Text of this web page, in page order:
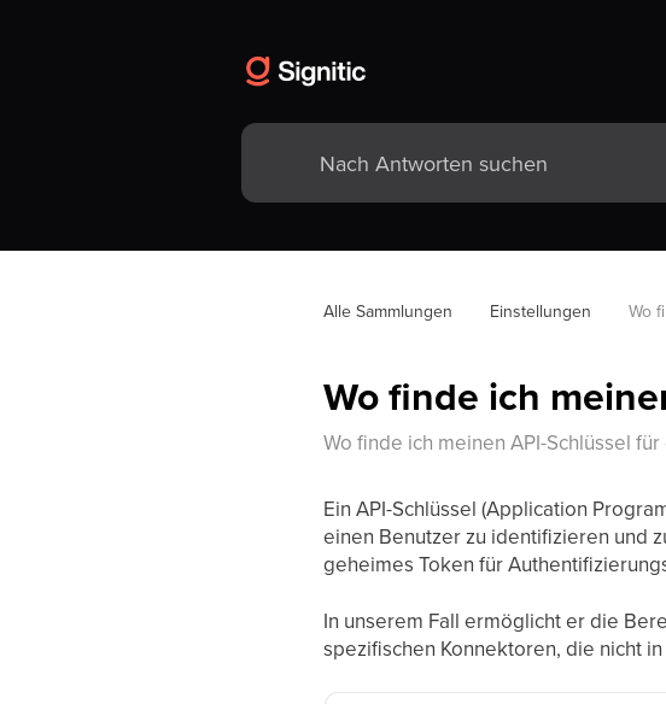
Alle Sammlungen Einstellungen Wo
Wo finde ich
Wo finde ich meinen API-Schlüssel
Ein API-Schlüssel (Application
einen Benutzer zu identifizieren und
geheimes Token für
In unserem Fall ermöglicht er die
spezifischen Konnektoren, die nicht